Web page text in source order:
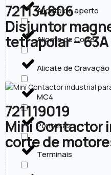
Alicate de aperto
Alicate de Corte
Alicate de Cravação
MC4
Ponteiras
Terminais
721134806
Disjuntor
tetrapolar – 63A
721119019
Mini Contactor
corte de